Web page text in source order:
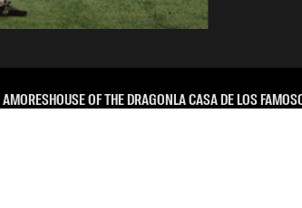
HOUSE OF THE DRAGONLA CASA DE LOS